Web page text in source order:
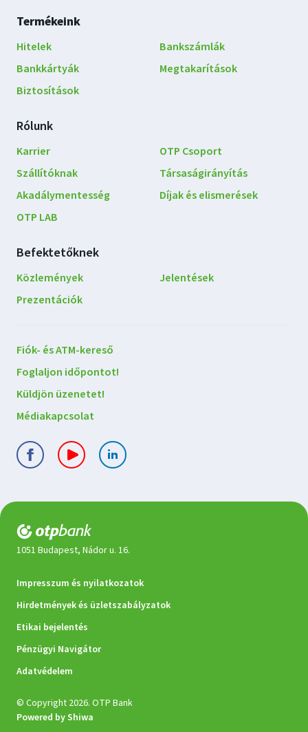
Lábléc
navigáció
Termékeink
Hitelek
Bankszámlák
Bankkártyák
Megtakarítások
Biztosítások
Rólunk
Karrier
Szállítóknak
Akadálymentesség
OTP LAB
OTP Csoport
Társaságirányítás
Díjak és elismerések
Befektetőknek
Közlemények
Jelentések
Prezentációk
Lépjen
kapcsolatba
velünk
Fiók- és ATM-kereső
Foglaljon időpontot!
Küldjön üzenetet!
Médiakapcsolat
1051 Budapest, Nádor u. 16.
Jogi
dokumentumok
Impresszum és nyilatkozatok
Hirdetmények és üzletszabályzatok
Etikai bejelentés
Pénzügyi Navigátor
Adatvédelem
© Copyright 2026. OTP Bank
Powered by Shiwa